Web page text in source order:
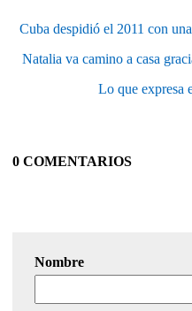
Cuba despidió el 2011 con
Natalia va camino a casa
Lo que expresa
0 COMENTARIOS
Nombre